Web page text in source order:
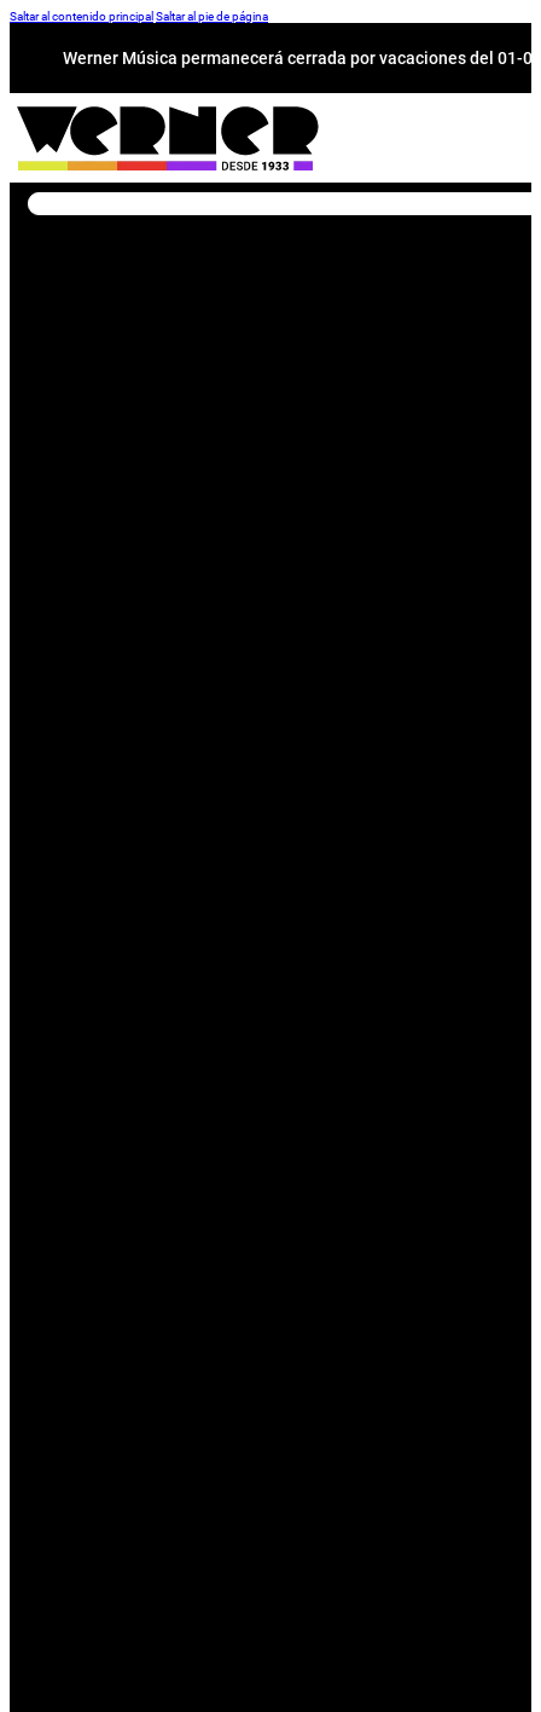
Saltar al contenido principal Saltar al pie de página
Werner Música permanecerá cerrada por vacaciones del 01-
Buscar